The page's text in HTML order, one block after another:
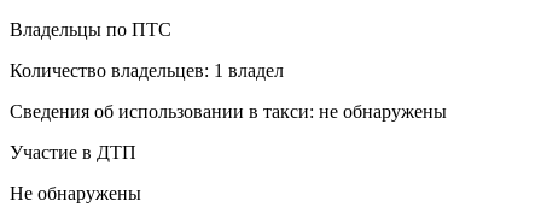
Владельцы по ПТС
Количество владельцев: 1 владел
Сведения об использовании в такси: не обнаружены
Участие в ДТП
Не обнаружены